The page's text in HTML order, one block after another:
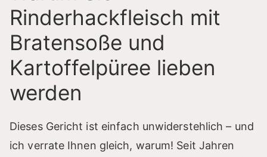
Rinderhackfleisch mit
Bratensoße und
Kartoffelpüree lieben
werden
Dieses Gericht ist einfach unwiderstehlich – und
ich verrate Ihnen gleich, warum! Seit Jahren